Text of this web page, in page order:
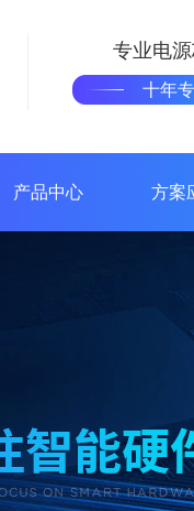
专业电
十年
产品中心 方案